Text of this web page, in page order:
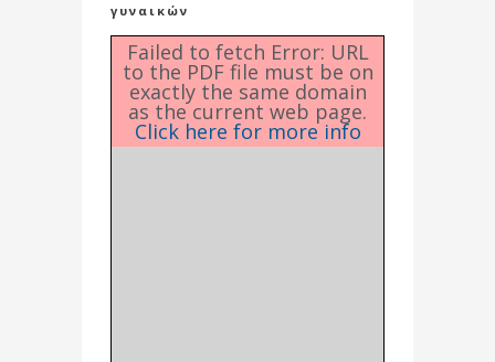
γυναικών
Failed to fetch Error: URL
to the PDF file must be on
exactly the same domain
as the current web page.
Click here for more info